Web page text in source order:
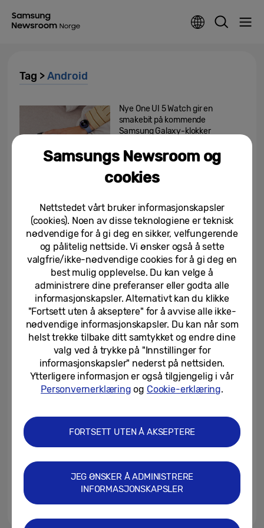
Tag >Android
Nye One UI 5 Watch gir en
smakebit på kommende
Samsung Galaxy-klokker
04/05/2023
Plan International og Samsung
19/10/2022
Samsung og TikTok lanserer ny
musikkplattform
Samsungs nye Galaxy Z-serie,
Galaxy Watch5-serie og Galaxy
Buds2 Pro er nå tilgjengelig i...
26/08/2022
Samsung leder innovasjon innen
helse og velvære med Galaxy
10/08/2022
mest allsidige...
Samsungs Newsroom og
cookies
Nettstedet vårt bruker informasjonskapsler
(cookies). Noen av disse teknologiene er teknisk
nødvendige for å gi deg en sikker, velfungerende
og pålitelig nettside. Vi ønsker også å sette
valgfrie/ikke-nødvendige cookies for å gi deg en
best mulig opplevelse. Du kan velge å
administrere dine preferanser eller godta alle
informasjonskapsler. Alternativt kan du klikke
"Fortsett uten å akseptere" for å avvise alle ikke-
nødvendige informasjonskapsler. Du kan når som
helst trekke tilbake ditt samtykket og endre dine
valg ved å trykke på "Innstillinger for
informasjonskapsler" nederst på nettsiden.
Ytterligere informasjon er også tilgjengelig i vår
Personvernerklæring og Cookie-erklæring.
FORTSETT UTEN Å AKSEPTERE
JEG ØNSKER Å ADMINISTRERE
INFORMASJONSKAPSLER